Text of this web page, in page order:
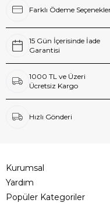
Farklı Ödeme
15 Gün İçerisinde İade
Garantisi
1000 TL ve Üzeri
Ücretsiz Kargo
Hızlı Gönderi
Kurumsal
Yardım
Popüler Kategoriler